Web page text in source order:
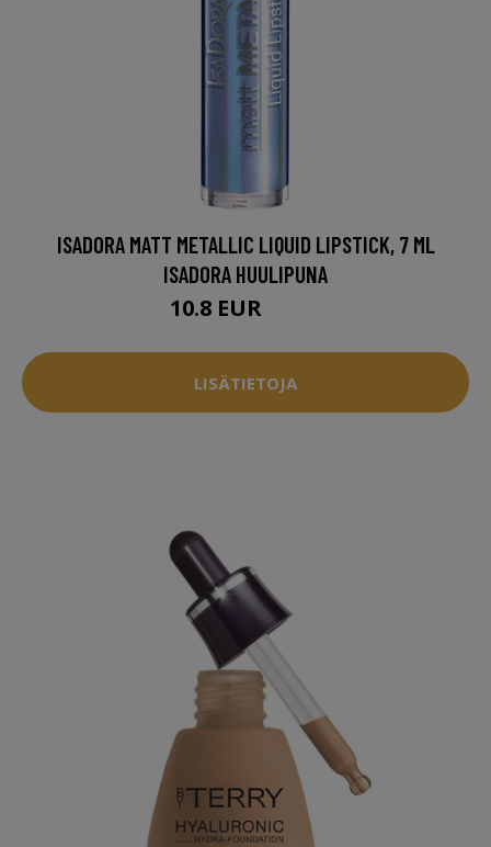
ISADORA MATT METALLIC LIQUID LIPSTICK, 7 ML
ISADORA HUULIPUNA
10.8 EUR
LISÄTIETOJA